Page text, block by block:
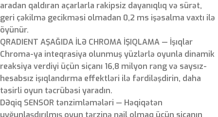
aradan qaldıran açarlarla rakipsiz dayanıqlıq və sürət,
geri çəkilmə gecikməsi olmadan 0,2 ms işəsalma vaxtı ilə
öyünür.
QRADIENT AŞAĞIDA İLƏ CHROMA İŞIQLAMA — İşıqlar
Chroma-ya inteqrasiya olunmuş yüzlərlə oyunla dinamik
reaksiya verdiyi üçün siçanı 16,8 milyon rəng və saysız-
hesabsız işıqlandırma effektləri ilə fərdiləşdirin, daha
təsirli oyun təcrübəsi yaradın.
DƏqiq SENSOR tənzimləmələri — Həqiqətən
uyğunlaşdırılmış oyun tərzinə nail olmaq üçün siçanın